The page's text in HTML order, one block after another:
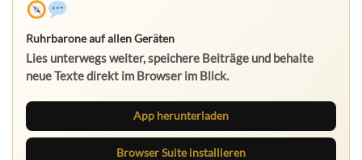
Ruhrbarone auf allen Geräten
Lies unterwegs weiter, speichere Beiträge und behalte
neue Texte direkt im Browser im Blick.
App herunterladen
Browser Suite installieren